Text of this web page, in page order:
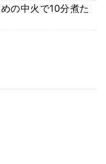
の中火で10分煮た